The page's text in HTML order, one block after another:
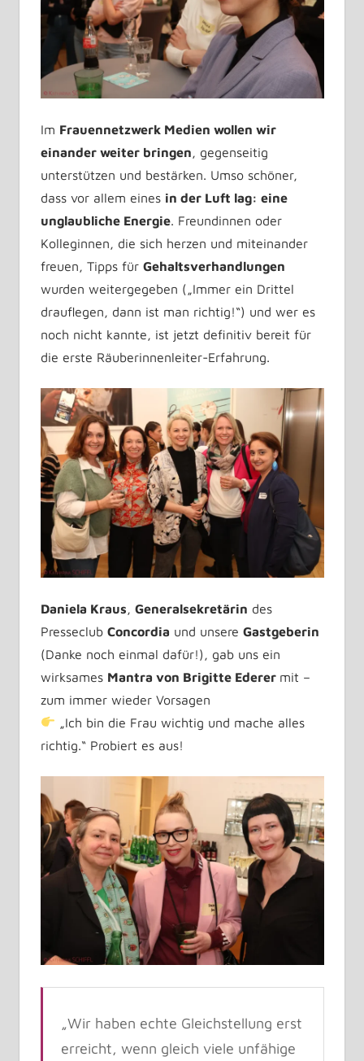
Im Frauennetzwerk Medien wollen wir
einander weiter bringen, gegenseitig
unterstützen und bestärken. Umso schöner,
dass vor allem eines in der Luft lag: eine
unglaubliche Energie. Freundinnen oder
Kolleginnen, die sich herzen und miteinander
freuen, Tipps für Gehaltsverhandlungen
wurden weitergegeben („Immer ein Drittel
drauflegen, dann ist man richtig!“) und wer es
noch nicht kannte, ist jetzt definitiv bereit für
die erste Räuberinnenleiter-Erfahrung.
Daniela Kraus, Generalsekretärin des
Presseclub Concordia und unsere Gastgeberin
(Danke noch einmal dafür!), gab uns ein
wirksames Mantra von Brigitte Ederer mit –
zum immer wieder Vorsagen
„Ich bin die Frau wichtig und mache alles
richtig.“ Probiert es aus!
„Wir haben echte Gleichstellung erst
erreicht, wenn gleich viele unfähige